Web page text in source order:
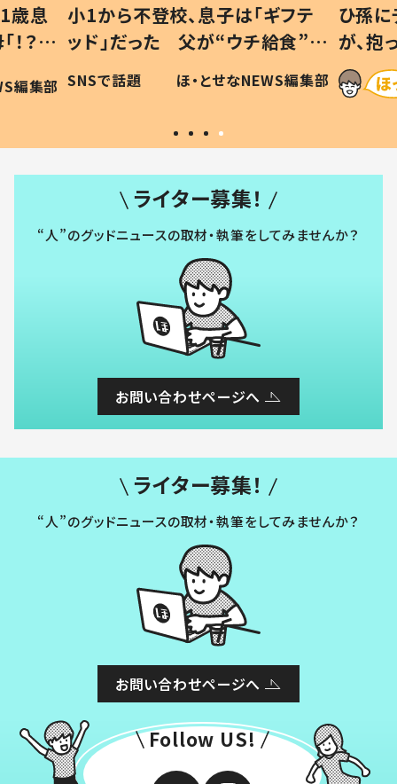
フテ
食”を
編集部
ひ孫にデレデレな80歳じいじ
が、抱っこすると…ひ孫の反応に
「涙が出ました」「可愛くて仕方な
い」
ほ・とせなNEWS編集部
ライター募集！
“人”のグッドニュースの取材・執筆をしてみませんか？
お問い合わせページへ
ライター募集！
“人”のグッドニュースの取材・執筆をしてみませんか？
お問い合わせページへ
Follow US!